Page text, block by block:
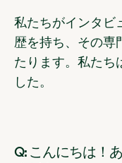
私たちがインタビ
歴を持ち、その専
たります。私たち
した。
Q: こんにちは！